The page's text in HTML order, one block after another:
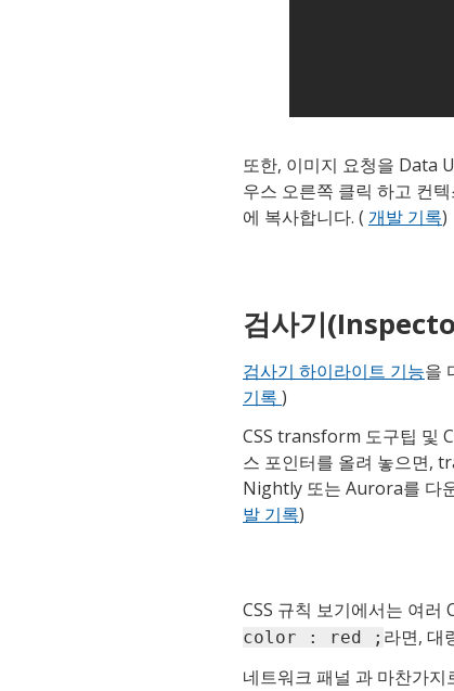
또한, 이미지 요청을 Data
우스 오른쪽 클릭 하고 컨
에 복사합니다. ( 개발 기록)
검사기
검사기 하이라이트 기능을
기록 )
CSS transform 도구팁 및
스 포인터를 올려 놓으면,
Nightly 또는 Aurora를 다
발 기록)
CSS 규칙 보기에서는 여러
color : red ; 라면, 대
네트워크 패널 과 마찬가지